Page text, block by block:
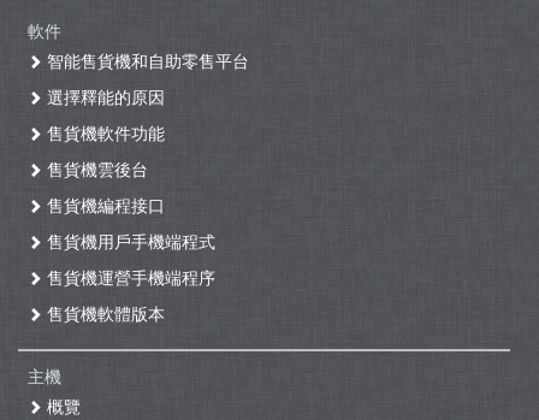
軟件
智能售貨機和自助零售平台
選擇釋能的原因
售貨機軟件功能
售貨機雲後台
售貨機編程接口
售貨機用戶手機端程式
售貨機運營手機端程序
售貨機軟體版本
主機
概覽